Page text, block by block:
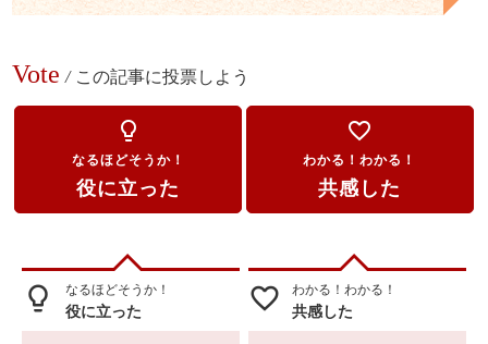
Vote / この記事に投票しよう
lightbulb_outline
なるほどそうか！
役に立った
favorite_border
わかる！わかる！
共感した
lightbulb_outline なるほどそうか！
役に立った favorite_border わかる！わかる！
共感した